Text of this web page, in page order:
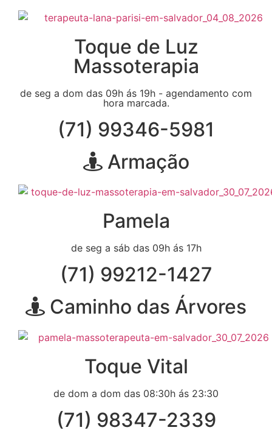
Toque de Luz
Massoterapia
de seg a dom das 09h ás 19h - agendamento com
hora marcada.
(71) 99346-5981
Armação
Pamela
de seg a sáb das 09h ás 17h
(71) 99212-1427
Caminho das Árvores
Toque Vital
de dom a dom das 08:30h ás 23:30
(71) 98347-2339